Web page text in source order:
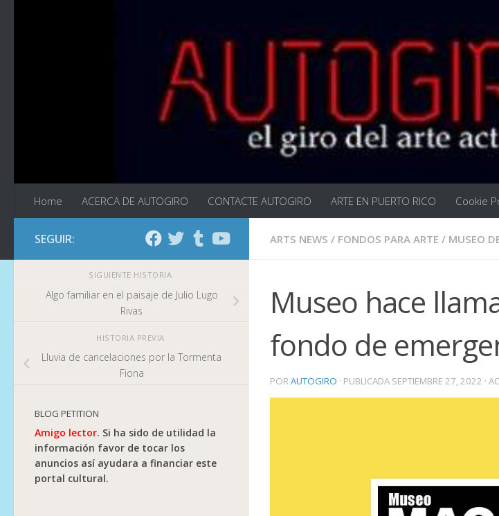
Home ACERCA DE AUTOGIRO CONTACTE AUTOGIRO ARTE EN PUERTO RICO Cookie
ARTS NEWS / FONDOS PARA ARTE / MUSEO
Museo hace
fondo de
PORAUTOGIRO · PUBLICADA SEPTIEMBRE 27, 2022 ·
SEGUIR:
SIGUIENTE HISTORIA
Algo familiar en el paisaje de Julio Lugo
Rivas
HISTORIA PREVIA
Lluvia de cancelaciones por la Tormenta
Fiona
BLOG PETITION
Amigo lector. Si ha sido de utilidad la
información favor de tocar los
anuncios así ayudara a financiar este
portal cultural.